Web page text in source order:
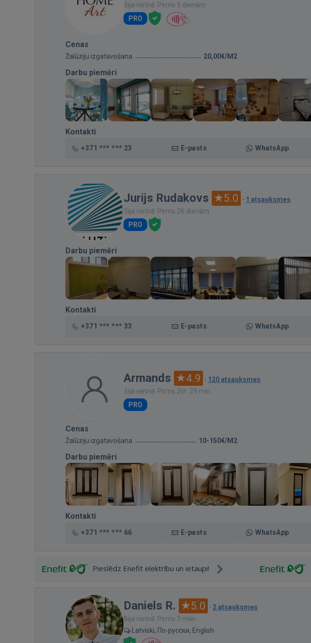
Bija vietnē: Pirms 5 dienām
PRO
Cenas
Žalūziju izgatavošana 20,00€/M2
Darbu piemēri
Kontakti
+371 *** *** 23 E-pasts WhatsApp
Jurijs Rudakovs 5.0 · 1 atsauksmes
Bija vietnē: Pirms 26 dienām
PRO
Darbu piemēri
Kontakti
+371 *** *** 33 E-pasts WhatsApp
Armands 4.9 · 120 atsauksmes
Bija vietnē: Pirms 2st. 29 min.
PRO
Cenas
Žalūziju izgatavošana 10-150€/M2
Darbu piemēri
Kontakti
+371 *** *** 66 E-pasts WhatsApp
Pieslēdz Enefit elektrību un ietaupi!
Daniels R. 5.0 · 2 atsauksmes
Bija vietnē: Pirms 3 mēn.
Latviski, По-русски, English